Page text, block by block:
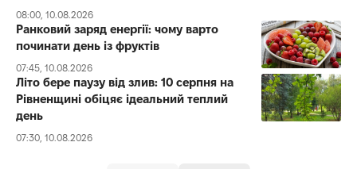
08:00, 10.08.2026
Ранковий заряд енергії: чому варто
починати день із фруктів
07:45, 10.08.2026
Літо бере паузу від злив: 10 серпня на
Рівненщині обіцяє ідеальний теплий
день
07:30, 10.08.2026